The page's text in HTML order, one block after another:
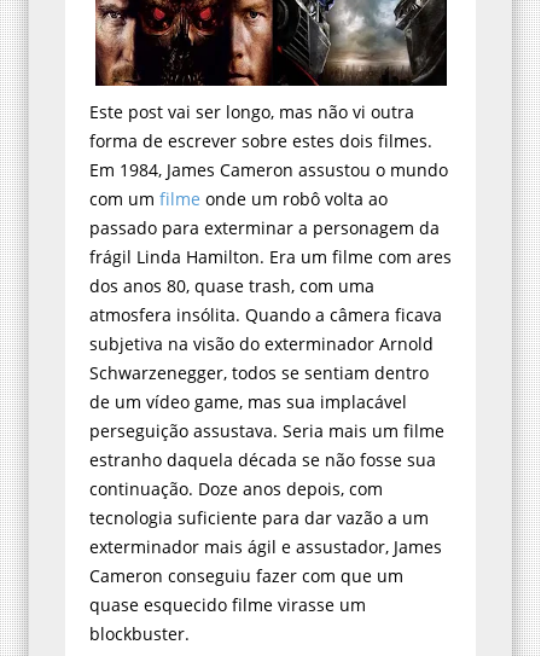
Este post vai ser longo, mas não vi outra
forma de escrever sobre estes dois filmes.
Em 1984, James Cameron assustou o mundo
com um filme onde um robô volta ao
passado para exterminar a personagem da
frágil Linda Hamilton. Era um filme com ares
dos anos 80, quase trash, com uma
atmosfera insólita. Quando a câmera ficava
subjetiva na visão do exterminador Arnold
Schwarzenegger, todos se sentiam dentro
de um vídeo game, mas sua implacável
perseguição assustava. Seria mais um filme
estranho daquela década se não fosse sua
continuação. Doze anos depois, com
tecnologia suficiente para dar vazão a um
exterminador mais ágil e assustador, James
Cameron conseguiu fazer com que um
quase esquecido filme virasse um
blockbuster.